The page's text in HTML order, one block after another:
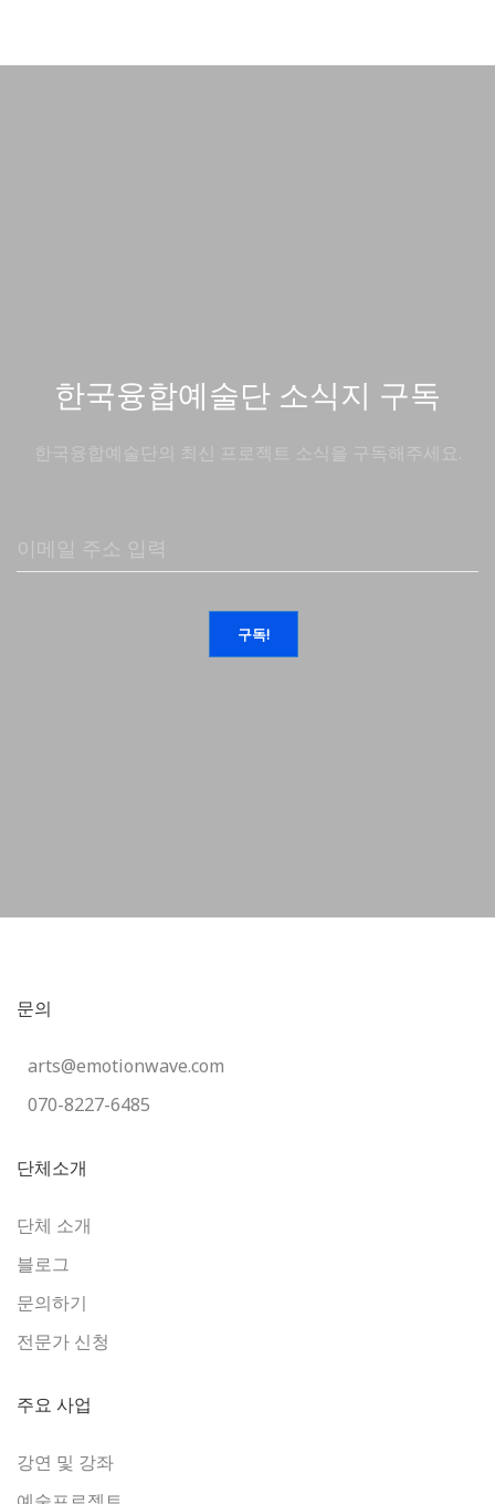
한국융합예술단 소식지 구독
한국융합예술단의 최신 프로젝트 소식을 구독해주세요.
문의
arts@emotionwave.com
070-8227-6485
단체소개
단체 소개
블로그
문의하기
전문가 신청
주요 사업
강연 및 강좌